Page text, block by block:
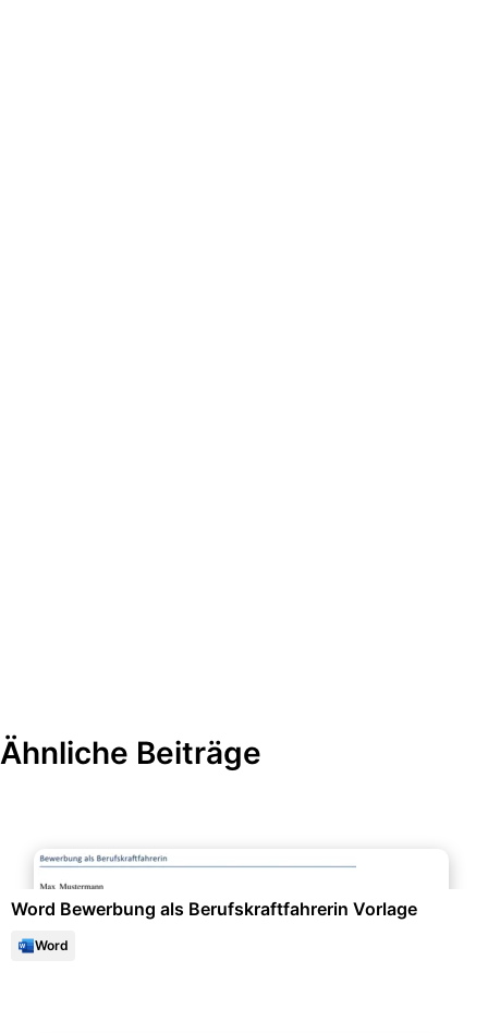
Ähnliche Beiträge
Word Bewerbung als Berufskraftfahrerin Vorlage
Word